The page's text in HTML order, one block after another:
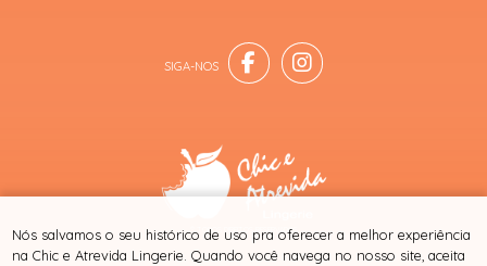
® TODOS DIREITOS RESERVADOS
Nós salvamos o seu histórico de uso pra oferecer a melhor experiência
na Chic e Atrevida Lingerie. Quando você navega no nosso site, aceita